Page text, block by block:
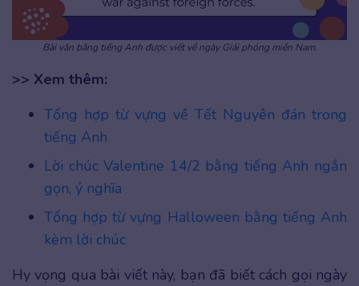
Bài văn bằng tiếng Anh được viết về ngày Giải phóng miền Nam.
>> Xem thêm:
Tổng hợp từ vựng về Tết Nguyên đán trong
tiếng Anh
Lời chúc Valentine 14/2 bằng tiếng Anh ngắn
gọn, ý nghĩa
Tổng hợp từ vựng Halloween bằng tiếng Anh
kèm lời chúc
Hy vọng qua bài viết này, bạn đã biết cách gọi ngày